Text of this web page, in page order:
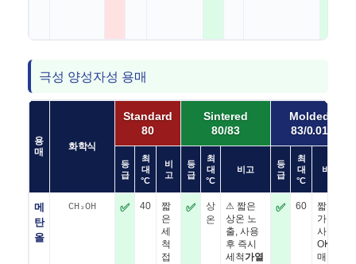
극성 양성자성 용매
용
매
화학식
Standard
80
Sintered
80/83
Molded
83/0.01
등
급
최
대
°C
비
고
등
급
최
대
°C
비고
등
급
최
대
°C
비고
메
탄
올
CH₃OH ✅ 40
짧
은
세
척
접
✅
상
온
⚠ 짧은
상온 노
출, 사용
후 즉시
세척가열
✅ 60
짧은
가열
사용
OK(용
매 끓